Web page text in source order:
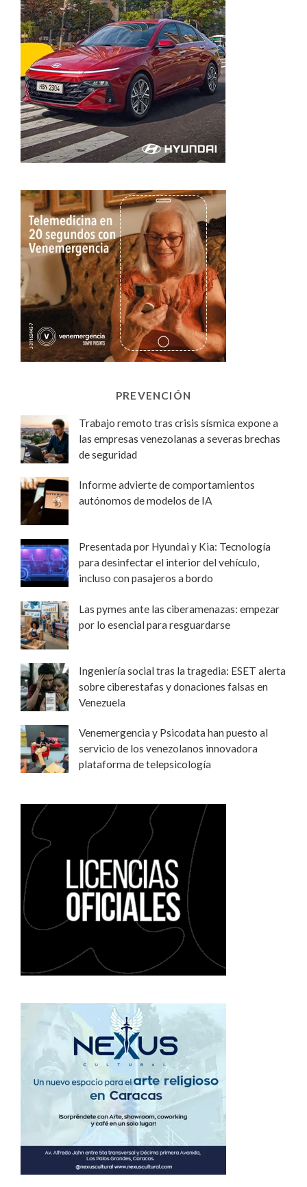
PREVENCIÓN
Trabajo remoto tras crisis sísmica expone a
las empresas venezolanas a severas brechas
de seguridad
Informe advierte de comportamientos
autónomos de modelos de IA
Presentada por Hyundai y Kia: Tecnología
para desinfectar el interior del vehículo,
incluso con pasajeros a bordo
Las pymes ante las ciberamenazas: empezar
por lo esencial para resguardarse
Ingeniería social tras la tragedia: ESET alerta
sobre ciberestafas y donaciones falsas en
Venezuela
Venemergencia y Psicodata han puesto al
servicio de los venezolanos innovadora
plataforma de telepsicología